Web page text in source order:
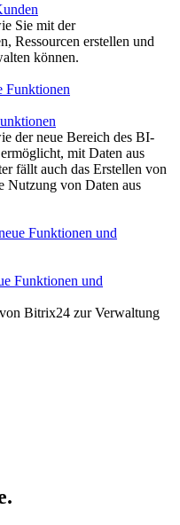
Sie mit der
Ressourcen erstellen und
können.
der neue Bereich des BI-
mit Daten aus
fällt auch das Erstellen von
Nutzung von Daten aus
Funktionen und
Bitrix24 zur Verwaltung